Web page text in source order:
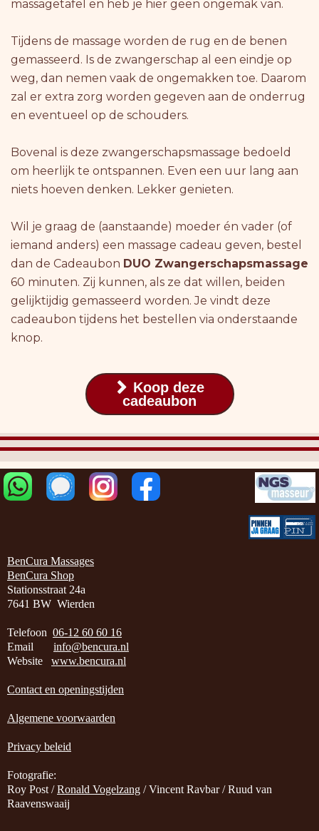
massagetafel en heb je hier geen ongemak van.
Tijdens de massage worden de rug en de benen
gemasseerd. Is de zwangerschap al een eindje op
weg, dan nemen vaak de ongemakken toe. Daarom
zal er extra zorg worden gegeven aan de onderrug
en eventueel op de schouders.
Bovenal is deze zwangerschapsmassage bedoeld
om heerlijk te ontspannen. Even een uur lang aan
niets hoeven denken. Lekker genieten.
Wil je graag de (aanstaande) moeder én vader (of
iemand anders) een massage cadeau geven, bestel
dan de Cadeaubon DUO Zwangerschapsmassage
60 minuten. Zij kunnen, als ze dat willen, beiden
gelijktijdig gemasseerd worden. Je vindt deze
cadeaubon tijdens het bestellen via onderstaande
knop.
 Koop deze
cadeaubon
BenCura Massages
BenCura Shop
Stationsstraat 24a
7641 BW Wierden
Telefoon 06-12 60 60 16
Email info@bencura.nl
Website www.bencura.nl
Contact en openingstijden
Algemene voorwaarden
Privacy beleid
Fotografie:
Roy Post /Ronald Vogelzang / Vincent Ravbar / Ruud van
Raavenswaaij